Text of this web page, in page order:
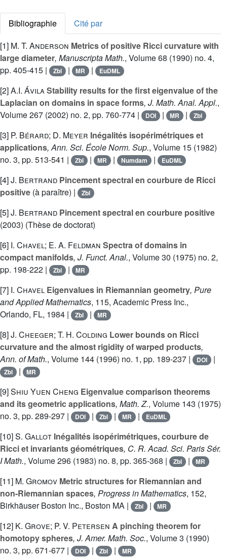
Bibliographie
Cité par
[1] M. T. Anderson Metrics of positive Ricci curvature with
large diameter, Manuscripta Math., Volume 68 (1990) no. 4,
pp. 405-415 |
Zbl | MR | EuDML
[2]A.I. ÁvilaStability results for the first eigenvalue of the
Laplacian on domains in space forms, J. Math. Anal. Appl.,
Volume 267 (2002) no. 2, pp. 760-774 | DOI | MR | Zbl
[3] P. Bérard; D. Meyer Inégalités isopérimétriques et
applications, Ann. Sci. École Norm. Sup., Volume 15 (1982)
no. 3, pp. 513-541 |
Zbl | MR | Numdam | EuDML
[4]J. Bertrand Pincement spectral en courbure de Ricci
positive (à paraître) | Zbl
[5]J. Bertrand Pincement spectral en courbure positive
(2003) (Thèse de doctorat)
[6] I. Chavel; E. A. Feldman Spectra of domains in
compact manifolds, J. Funct. Anal., Volume 30 (1975) no. 2,
pp. 198-222 |
Zbl | MR
[7] I. Chavel Eigenvalues in Riemannian geometry, Pure
and Applied Mathematics, 115, Academic Press Inc.,
Orlando, FL, 1984 |
Zbl | MR
[8]J. Cheeger; T. H. Colding Lower bounds on Ricci
curvature and the almost rigidity of warped products,
Ann. of Math., Volume 144 (1996) no. 1, pp. 189-237 | DOI |
Zbl | MR
[9]Shiu Yuen Cheng Eigenvalue comparison theorems
and its geometric applications, Math. Z., Volume 143 (1975)
no. 3, pp. 289-297 |
DOI | Zbl | MR | EuDML
[10]S. Gallot Inégalités isopérimétriques, courbure de
Ricci et invariants géométriques, C. R. Acad. Sci. Paris Sér.
I Math., Volume 296 (1983) no. 8, pp. 365-368 | Zbl | MR
[11] M. Gromov Metric structures for Riemannian and
non-Riemannian spaces, Progress in Mathematics, 152,
Birkhäuser Boston Inc., Boston MA |
Zbl | MR
[12] K. Grove; P. V. Petersen A pinching theorem for
homotopy spheres, J. Amer. Math. Soc., Volume 3 (1990)
no. 3, pp. 671-677 |
DOI | Zbl | MR